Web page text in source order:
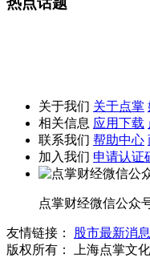
关于我们 关于点掌
相关信息 应用下载
联系我们 帮助中心
加入我们 申请认证
点掌财经微信公众
友情链接： 股市最新消息
版权所有：
上海点掌文